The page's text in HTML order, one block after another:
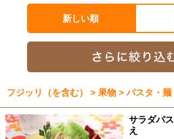
新しい順
フジッリ（を含む） > 果物 > パスタ・
サラダパ
え